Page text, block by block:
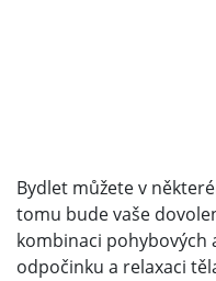
Bydlet můžete v
tomu bude vaše
kombinaci pohybových
odpočinku a relaxaci